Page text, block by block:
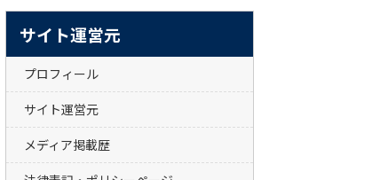
サイト運営元
プロフィール
サイト運営元
メディア掲載歴